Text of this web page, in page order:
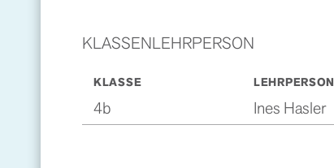
KLASSENLEHRPERSON
KLASSE LEHRPERSON
4b Ines Hasler